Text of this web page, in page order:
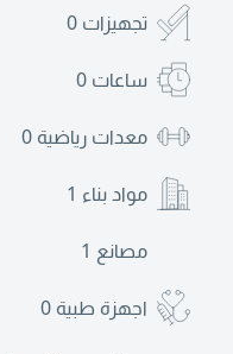
تجهيزات 0
ساعات 0
معدات رياضية 0
مواد بناء 1
مصانع 1
اجهزة طبية 0